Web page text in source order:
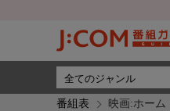
番組表 映画:ホー